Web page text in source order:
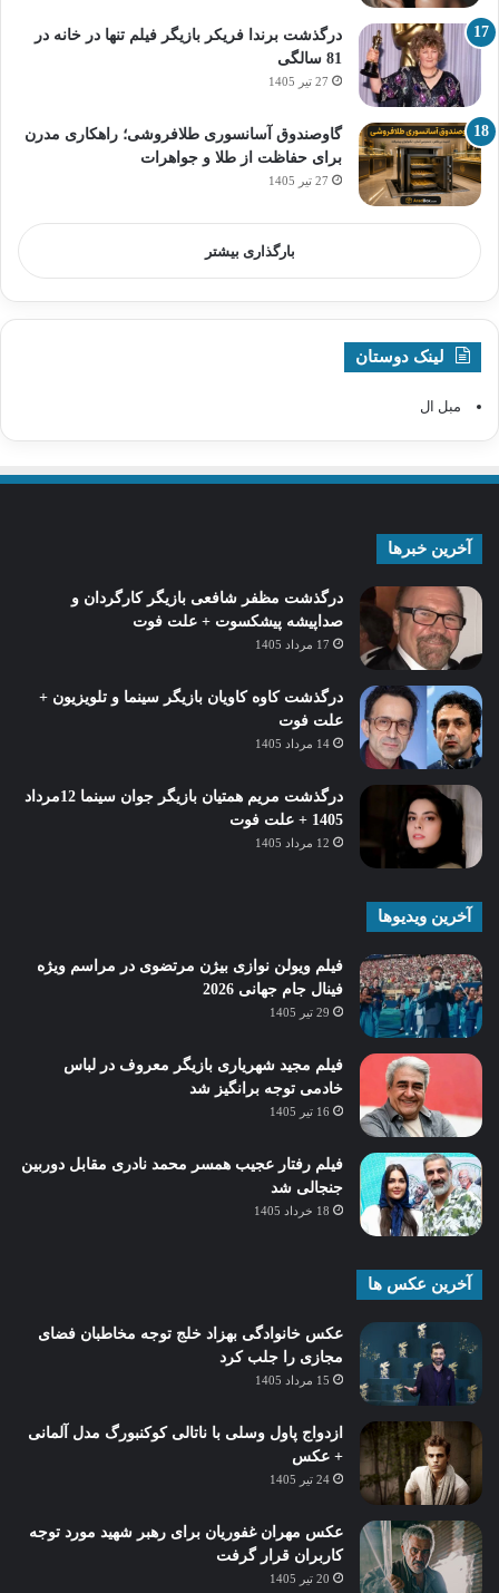
درگذشت برندا فریکر بازیگر فیلم تنها در خانه در
81 سالگی
27 تیر 1405
گاوصندوق آسانسوری طلافروشی؛ راهکاری مدرن
برای حفاظت از طلا و جواهرات
27 تیر 1405
بارگذاری بیشتر
لینک دوستان
مبل ال
آخرین خبرها
درگذشت مظفر شافعی بازیگر کارگردان و
صداپیشه پیشکسوت + علت فوت
17 مرداد 1405
درگذشت کاوه کاویان بازیگر سینما و تلویزیون +
علت فوت
14 مرداد 1405
درگذشت مریم همتیان بازیگر جوان سینما 12مرداد
1405 + علت فوت
12 مرداد 1405
آخرین ویدیوها
فیلم ویولن نوازی بیژن مرتضوی در مراسم ویژه
فینال جام جهانی 2026
29 تیر 1405
فیلم مجید شهریاری بازیگر معروف در لباس
خادمی توجه برانگیز شد
16 تیر 1405
فیلم رفتار عجیب همسر محمد نادری مقابل دوربین
جنجالی شد
18 خرداد 1405
آخرین عکس ها
عکس خانوادگی بهزاد خلج توجه مخاطبان فضای
مجازی را جلب کرد
15 مرداد 1405
ازدواج پاول وسلی با ناتالی کوکنبورگ مدل آلمانی
+ عکس
24 تیر 1405
عکس مهران غفوریان برای رهبر شهید مورد توجه
کاربران قرار گرفت
20 تیر 1405